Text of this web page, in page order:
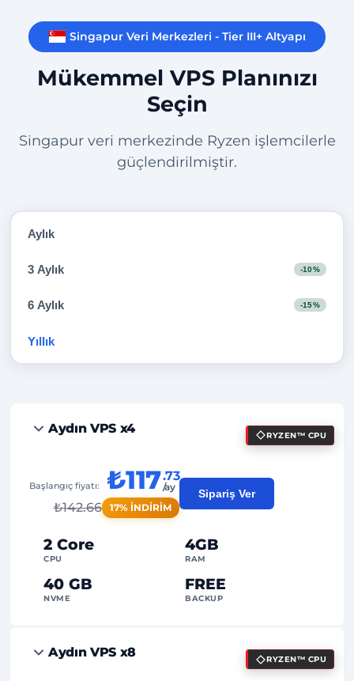
Singapur Veri Merkezleri - Tier III+ Altyapı
Mükemmel VPS Planınızı
Seçin
Singapur veri merkezinde Ryzen işlemcilerle
güçlendirilmiştir.
Aylık
3 Aylık -10%
6 Aylık -15%
Yıllık
Aydın VPS x4 RYZEN™ CPU
2 Core
CPU
4GB
RAM
40 GB
NVME
FREE
BACKUP
Başlangıç fiyatı: ₺117.73
/ay
₺142.66 17% İNDİRİM
Sipariş Ver
99%
Aydın VPS x8 RYZEN™ CPU